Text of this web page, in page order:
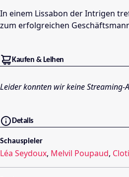
In einem Lissabon der Intrigen
zum erfolgreichen
Kaufen & Leihen
Leider konnten wir keine Streaming-
Details
Schauspieler
Léa Seydoux, Melvil Poupaud,